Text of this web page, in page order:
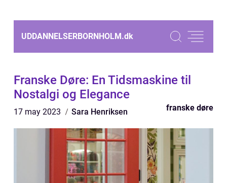
UDDANNELSERBORNHOLM.dk
Franske Døre: En Tidsmaskine til
Nostalgi og Elegance
17 may 2023 Sara Henriksen franske døre